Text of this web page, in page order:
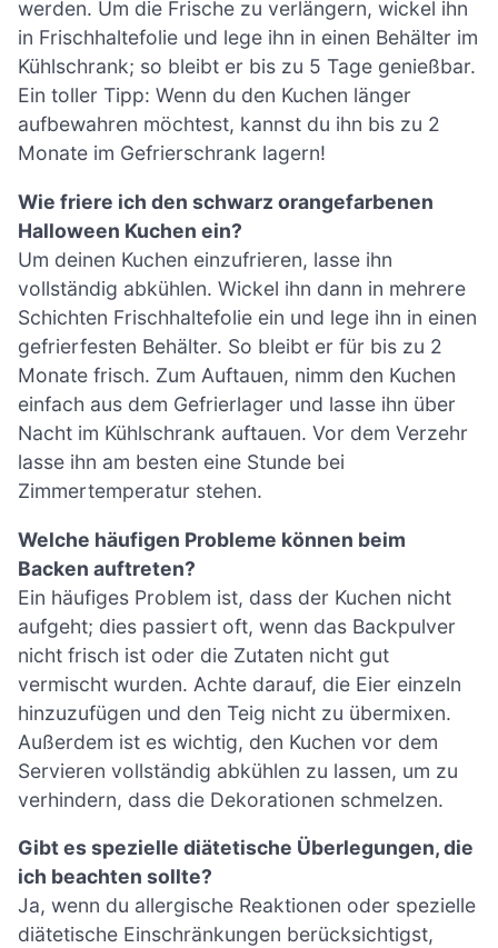
werden. Um die Frische zu verlängern, wickel ihn
in Frischhaltefolie und lege ihn in einen Behälter im
Kühlschrank; so bleibt er bis zu 5 Tage genießbar.
Ein toller Tipp: Wenn du den Kuchen länger
aufbewahren möchtest, kannst du ihn bis zu 2
Monate im Gefrierschrank lagern!
Wie friere ich den schwarz orangefarbenen
Halloween Kuchen ein?
Um deinen Kuchen einzufrieren, lasse ihn
vollständig abkühlen. Wickel ihn dann in mehrere
Schichten Frischhaltefolie ein und lege ihn in einen
gefrierfesten Behälter. So bleibt er für bis zu 2
Monate frisch. Zum Auftauen, nimm den Kuchen
einfach aus dem Gefrierlager und lasse ihn über
Nacht im Kühlschrank auftauen. Vor dem Verzehr
lasse ihn am besten eine Stunde bei
Zimmertemperatur stehen.
Welche häufigen Probleme können beim
Backen auftreten?
Ein häufiges Problem ist, dass der Kuchen nicht
aufgeht; dies passiert oft, wenn das Backpulver
nicht frisch ist oder die Zutaten nicht gut
vermischt wurden. Achte darauf, die Eier einzeln
hinzuzufügen und den Teig nicht zu übermixen.
Außerdem ist es wichtig, den Kuchen vor dem
Servieren vollständig abkühlen zu lassen, um zu
verhindern, dass die Dekorationen schmelzen.
Gibt es spezielle diätetische Überlegungen, die
ich beachten sollte?
Ja, wenn du allergische Reaktionen oder spezielle
diätetische Einschränkungen berücksichtigst,